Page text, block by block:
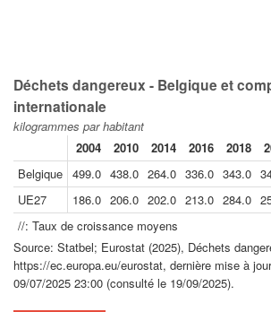
Déchets dangereux - Belgique et
internationale
kilogrammes par habitant
2004
2010 2014 2016 2018
Belgique 499.0 438.0 264.0 336.0 343.0
UE27
186.0 206.0 202.0 213.0 284.0
//: Taux de croissance moyens
Source: Statbel; Eurostat (2025), Déchets
https://ec.europa.eu/eurostat, dernière mise à
09/07/2025 23:00 (consulté le 19/09/2025).